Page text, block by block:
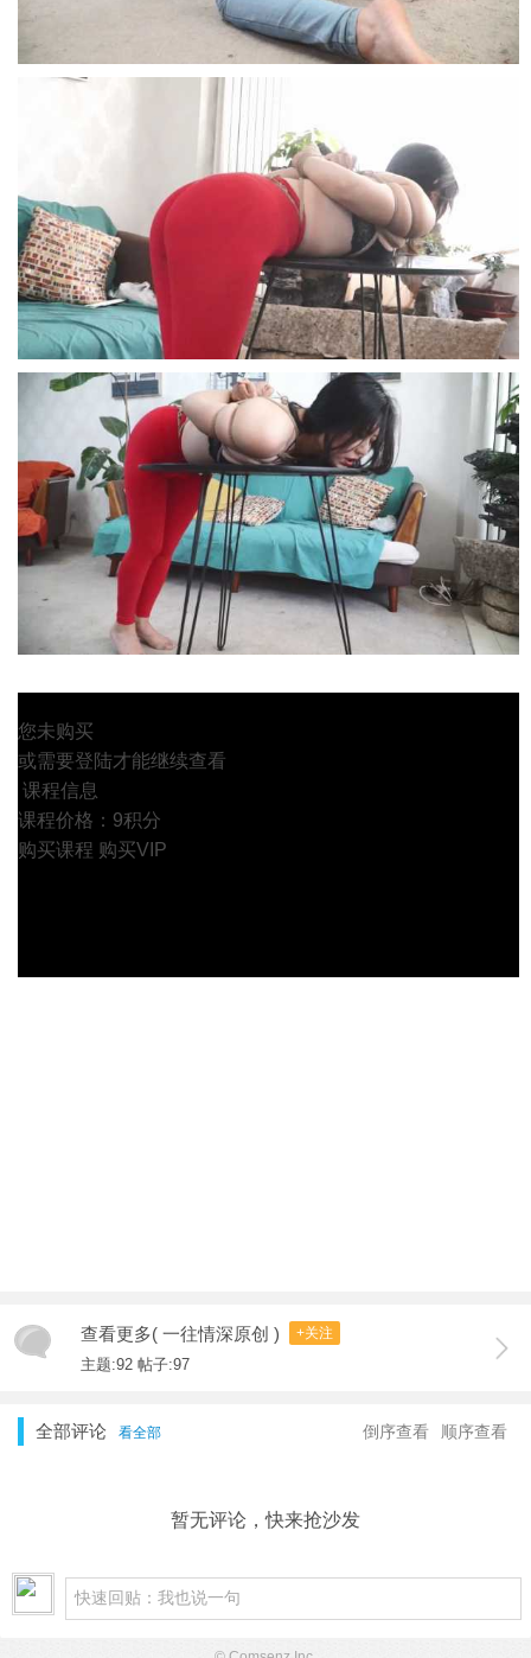
您未购买
或需要登陆才能继续查看
课程信息
课程价格：9积分
购买课程 购买VIP
查看更多( 一往情深原创 ) +关注
主题:92 帖子:97
全部评论 看全部 顺序查看
倒序查看
暂无评论，快来抢沙发